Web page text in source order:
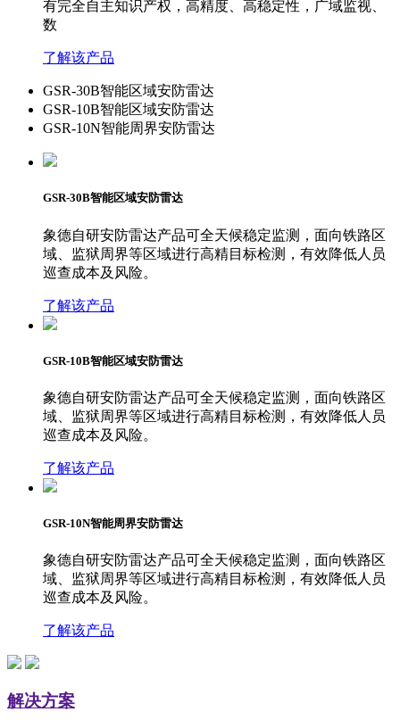
有完全自主知识产权，高精度、高稳定性，广域监视、
数
了解该产品
GSR-30B智能区域安防雷达
GSR-10B智能区域安防雷达
GSR-10N智能周界安防雷达
GSR-30B智能区域安防雷达
象德自研安防雷达产品可全天候稳定监测，面向铁路区
域、监狱周界等区域进行高精目标检测，有效降低人员
巡查成本及风险。
了解该产品
GSR-10B智能区域安防雷达
象德自研安防雷达产品可全天候稳定监测，面向铁路区
域、监狱周界等区域进行高精目标检测，有效降低人员
巡查成本及风险。
了解该产品
GSR-10N智能周界安防雷达
象德自研安防雷达产品可全天候稳定监测，面向铁路区
域、监狱周界等区域进行高精目标检测，有效降低人员
巡查成本及风险。
了解该产品
解决方案